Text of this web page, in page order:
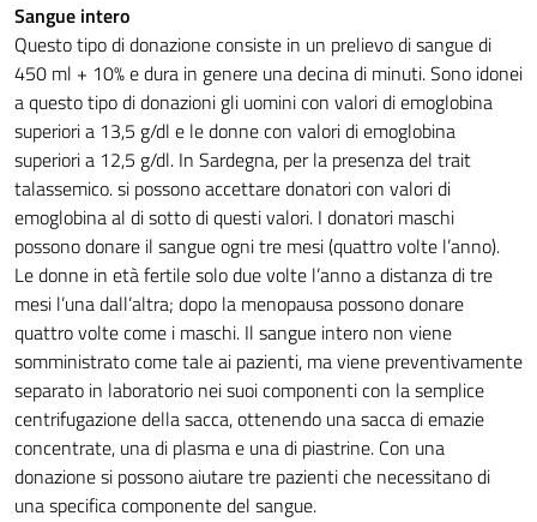
Sangue intero
Questo tipo di donazione consiste in un prelievo di sangue di
450 ml + 10% e dura in genere una decina di minuti. Sono idonei
a questo tipo di donazioni gli uomini con valori di emoglobina
superiori a 13,5 g/dl e le donne con valori di emoglobina
superiori a 12,5 g/dl. In Sardegna, per la presenza del trait
talassemico. si possono accettare donatori con valori di
emoglobina al di sotto di questi valori. I donatori maschi
possono donare il sangue ogni tre mesi (quattro volte l’anno).
Le donne in età fertile solo due volte l’anno a distanza di tre
mesi l’una dall’altra; dopo la menopausa possono donare
quattro volte come i maschi. Il sangue intero non viene
somministrato come tale ai pazienti, ma viene preventivamente
separato in laboratorio nei suoi componenti con la semplice
centrifugazione della sacca, ottenendo una sacca di emazie
concentrate, una di plasma e una di piastrine. Con una
donazione si possono aiutare tre pazienti che necessitano di
una specifica componente del sangue.